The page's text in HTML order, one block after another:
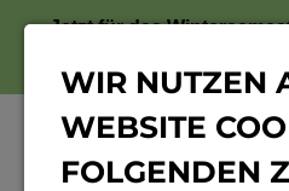
Jetzt für das
WIR NUTZEN
WEBSITE
FOLGENDEN